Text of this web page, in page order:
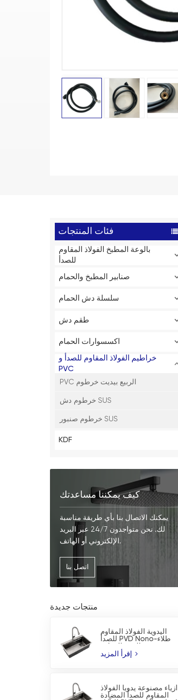
فئات المنتجات
بالوعة المطبخ الفولاذ المقاوم
للصدأ
صنابير المطبخ والحمام
سلسلة دش الحمام
طقم دش
اكسسوارات الحمام
خراطيم الفولاذ المقاوم للصدأ و
PVC
PVC الربيع بيديت خرطوم
خرطوم دش SUS
خرطوم صنبور SUS
KDF
كيف يمكننا مساعدتك
يمكنك الاتصال بنا بأي طريقة مناسبة
لك. نحن متواجدون 24/7 عبر البريد
الإلكتروني أو الهاتف.
اتصل بنا
منتجات جديدة
اليدوية الفولاذ المقاوم
للصدأ PVD Nono-طلاء
أزياء مصنوعة يدويا الفولاذ
المقاوم للصدأ المضادة